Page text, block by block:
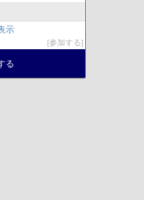
示
参加する
る